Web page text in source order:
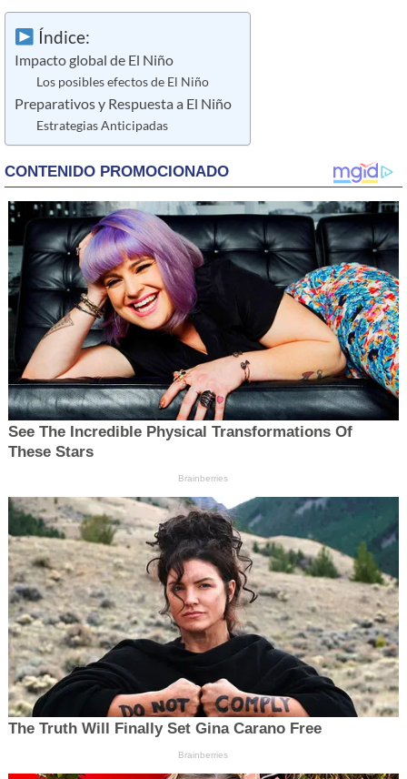
Índice:
Impacto global de El Niño
Los posibles efectos de El Niño
Preparativos y Respuesta a El Niño
Estrategias Anticipadas